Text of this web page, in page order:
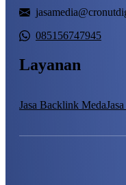
085156747945
Layanan
Jasa Backlink Meda